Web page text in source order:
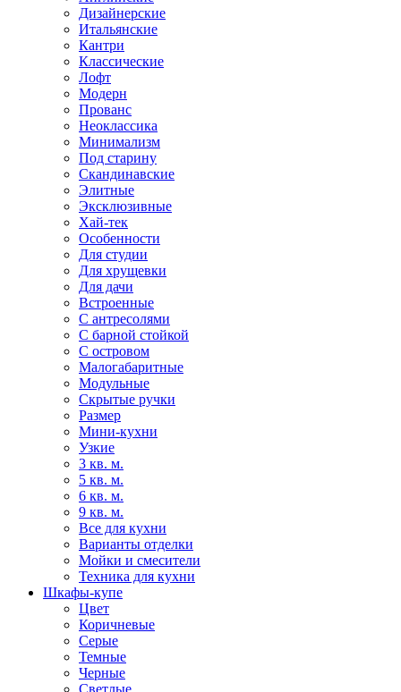
Дизайнерские
Итальянские
Кантри
Классические
Лофт
Модерн
Прованс
Неоклассика
Минимализм
Под старину
Скандинавские
Элитные
Эксклюзивные
Хай-тек
Особенности
Для студии
Для хрущевки
Для дачи
Встроенные
С антресолями
С барной стойкой
С островом
Малогабаритные
Модульные
Скрытые ручки
Размер
Мини-кухни
Узкие
3 кв. м.
5 кв. м.
6 кв. м.
9 кв. м.
Все для кухни
Варианты отделки
Мойки и смесители
Техника для кухни
Шкафы-купе
Цвет
Коричневые
Серые
Темные
Черные
Светлые